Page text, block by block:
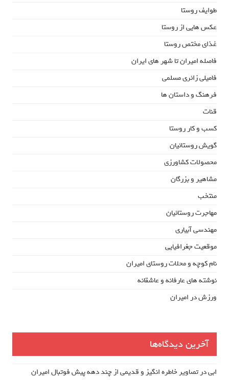
طوایف روستا
عکس هایی از روستا
غذای مختص روستا
فاصله امیران تا شهر های ایران
فامیلی زائری مسلمی
فرهنگ و داستان ها
قنات
کسب و کار روستا
گویش روستائیان
محصولات کشاورزی
مشاهیر و بزرگان
منتخب
مهاجرت روستائیان
مهندسی آبیاری
موقعیت جغرافیایی
نام کوچه و محلات روستای امیران
نوشته های عارفانه و عاشقانه
ورزش در امیران
آخرین دیدگاه‌ها
ابیدرتصاویر خاطره انگیز و قدیمی از چند دهه پیش فوتبال امیران